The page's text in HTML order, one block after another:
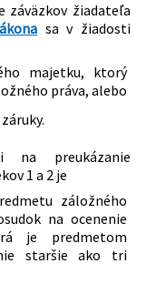
záväzkov žiadateľa
sa v žiadosti
majetku, ktorý
práva, alebo
na preukázanie
1 a 2 je
záložného
na ocenenie
je predmetom
staršie ako tri